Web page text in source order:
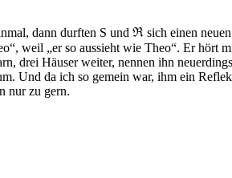
dann durften S und ℜ sich einen
weil „er so aussieht wie Theo“. Er hört
drei Häuser weiter, nennen ihn
Und da ich so gemein war, ihm ein
nur zu gern.